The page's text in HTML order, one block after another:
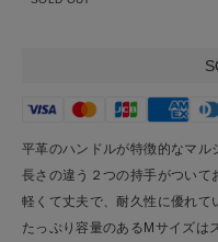
特集
ご利用ガイド
ショップリスト
平革のハンドルが特徴的なマル
長さの違う２つの持手がついて
軽くて丈夫で、耐久性に優れて
たっぷり容量のあるMサイズは